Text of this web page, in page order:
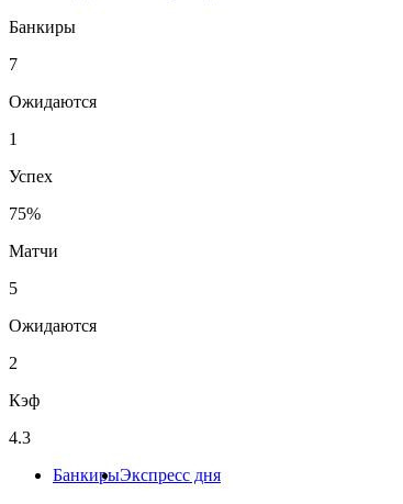
Банкиры
7
Ожидаются
1
Успех
75%
Матчи
5
Ожидаются
2
Кэф
4.3
БанкирыЭкспресс дня